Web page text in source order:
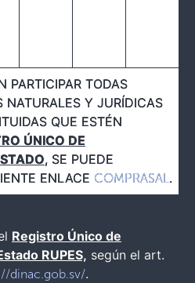
PARTICIPAR TODAS
NATURALES Y JURÍDICAS
QUE ESTÉN
ÚNICO DE
, SE PUEDE
ENLACE COMPRASAL.
Registro Único de
RUPES, según el art.
dinac.gob.sv/.